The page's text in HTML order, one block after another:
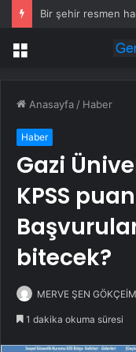
Bir şehir resmen
Menü
Anasayfa / Haber
Haber
Gazi
KPSS
bitecek?
MERVE ŞEN
1 dakika okuma süresi